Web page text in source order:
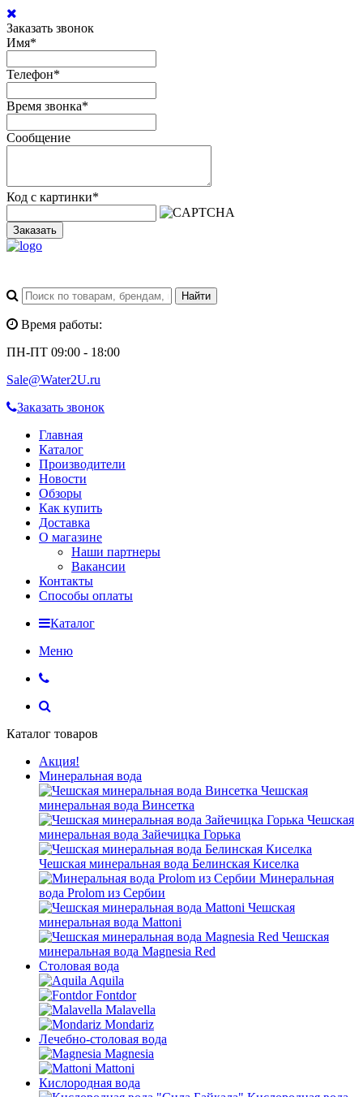
Заказать звонок
Имя*
Телефон*
Время звонка*
Сообщение
Код с картинки*
Заказать
Время работы:
ПН-ПТ 09:00 - 18:00
Sale@Water2U.ru
Заказать звонок
Главная
Каталог
Производители
Новости
Обзоры
Как купить
Доставка
О магазине
Наши партнеры
Вакансии
Контакты
Способы оплаты
Каталог
Меню
Каталог товаров
Акция!
Минеральная вода
Чешская
минеральная вода Винсетка
Чешская
минеральная вода Зайечицка Горька
Чешская минеральная вода Белинская Киселка
Минеральная
вода Prolom из Сербии
Чешская
минеральная вода Mattoni
Чешская
минеральная вода Magnesia Red
Столовая вода
Aquila
Fontdor
Malavella
Mondariz
Лечебно-столовая вода
Magnesia
Mattoni
Кислородная вода